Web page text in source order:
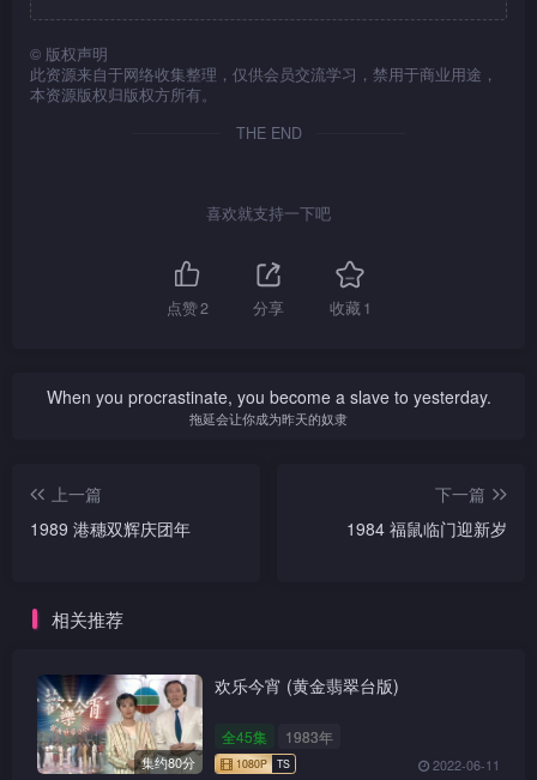
© 版权声明
此资源来自于网络收集整理，仅供会员交流学习，禁用于商业用途，
本资源版权归版权方所有。
THE END
喜欢就支持一下吧
点赞2 分享 收藏1
When you procrastinate, you become a slave to yesterday.
拖延会让你成为昨天的奴隶
上一篇
1989 港穗双辉庆团年
下一篇
1984 福鼠临门迎新岁
相关推荐
集约80分
欢乐今宵 (黄金翡翠台版)
全45集 1983年
2022-06-11